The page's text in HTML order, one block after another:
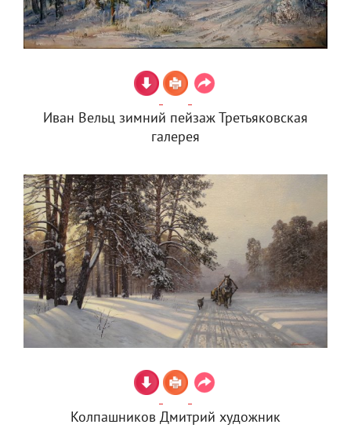
Иван Вельц зимний пейзаж Третьяковская
галерея
Колпашников Дмитрий художник